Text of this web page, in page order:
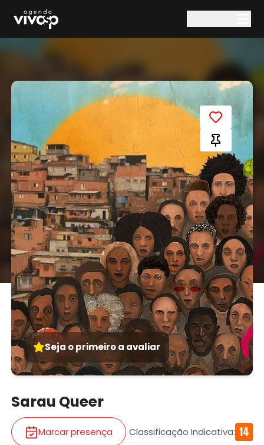
Seja o primeiro a avaliar
Sarau Queer
Marcar presença Classificação Indicativa: